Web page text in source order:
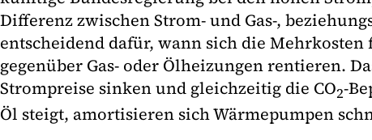
Differenz zwischen Strom- und Gas-,
entscheidend dafür, wann sich die Mehrkosten
gegenüber Gas- oder Ölheizungen rentieren.
Strompreise sinken und gleichzeitig die CO2-
Öl steigt, amortisieren sich Wärmepumpen